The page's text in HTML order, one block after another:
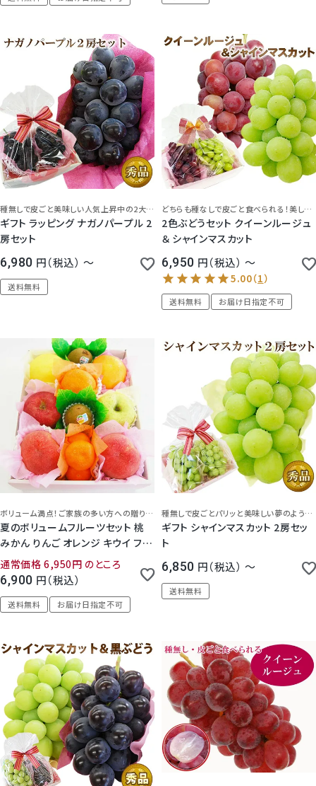
4.50（ 2）
種無しで皮ごと美味しい人気上昇中の2大ぶどう♪
ギフト ラッピング ナガノパープル 2
房セット
6,980 税込 〜
送料無料
どちらも種なしで皮ごと食べられる！美しい2色のぶどうをクール宅急便で大切にお届けします。
2色ぶどうセット クイーンルージュ
＆ シャインマスカット
6,950 税込 〜
送料無料 お届け日指定不可
ボリューム満点！ご家族の多い方への贈り物に♪
夏のボリュームフルーツセット 桃
みかん りんご オレンジ キウイ フル
ーツ みかん
通常価格 6,950 のところ
6,900 税込
送料無料 お届け日指定不可
種無しで皮ごとパリッと美味しい夢のような甘いぶどう！
ギフト シャインマスカット 2房セッ
ト
6,850 税込 〜
送料無料